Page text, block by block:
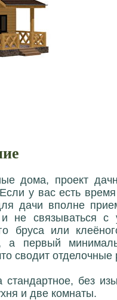
дома, проект
у вас есть
дачи вполне
не связываться с
бруса или
а первый
сводит
без
и две комнаты.